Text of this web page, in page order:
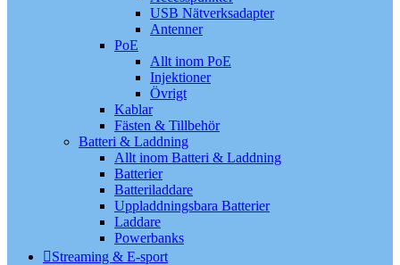
USB Nätverksadapter
Antenner
PoE
Allt inom PoE
Injektioner
Övrigt
Kablar
Fästen & Tillbehör
Batteri & Laddning
Allt inom Batteri & Laddning
Batterier
Batteriladdare
Uppladdningsbara Batterier
Laddare
Powerbanks
Streaming & E-sport